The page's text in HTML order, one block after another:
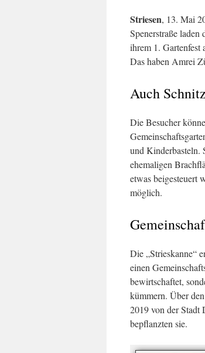
Striesen, 13. Mai
Spenerstraße
ihrem 1. Gartenfest
Das haben Amrei
Auch
Die Besucher
und Kinderbasteln.
ehemaligen
etwas beigesteuert
möglich.
Die „Strieskanne“
einen
bewirtschaftet,
kümmern. Über
2019 von der Stadt
bepflanzten sie.